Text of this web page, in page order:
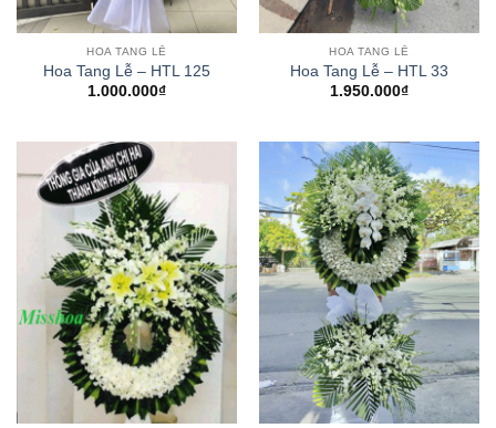
HOA TANG LỄ
Hoa Tang Lễ – HTL 125
1.000.000₫
HOA TANG LỄ
Hoa Tang Lễ – HTL 33
1.950.000₫